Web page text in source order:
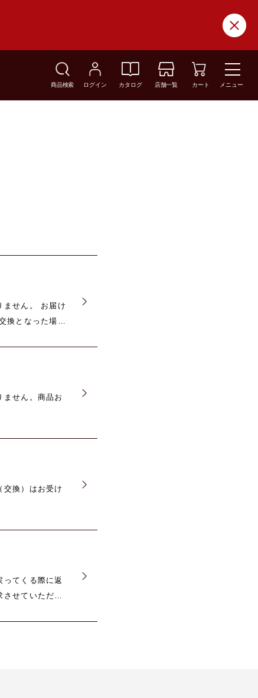
商品検索 ログイン カタログ 店舗一覧 カート メニュー
ません。 お届け
ません。商品お
換）はお受け
ってくる際に返
せていただき